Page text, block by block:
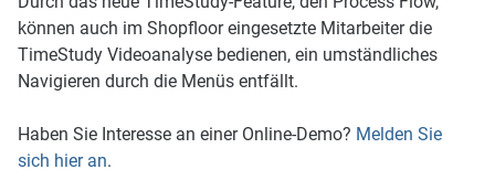
können auch im Shopfloor eingesetzte Mitarbeiter die
TimeStudy Videoanalyse bedienen, ein umständliches
Navigieren durch die Menüs entfällt.
Haben Sie Interesse an einer Online-Demo? Melden Sie
sich hier an.